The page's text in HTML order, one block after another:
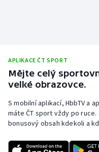
APLIKACE ČT SPORT
Mějte celý
velké obrazovce.
S mobilní aplikací, HbbTV a
máte ČT sport vždy po
bonusový obsah kdekoli a